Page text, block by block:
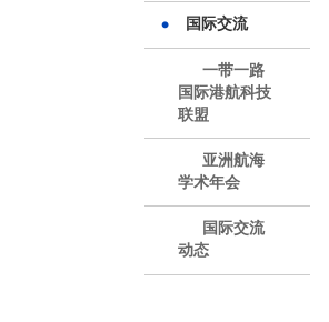
国际交流
一带一路
国际港航科技
联盟
亚洲航海
学术年会
国际交流
动态